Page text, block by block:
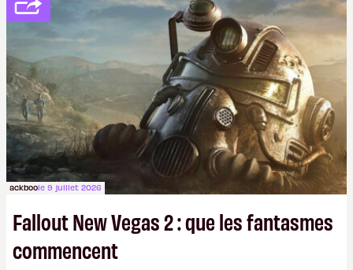
ackboole 9 juillet 2026
Fallout New Vegas 2 : que les fantasmes
commencent